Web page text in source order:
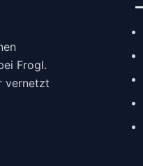
Frogl.
vernetzt